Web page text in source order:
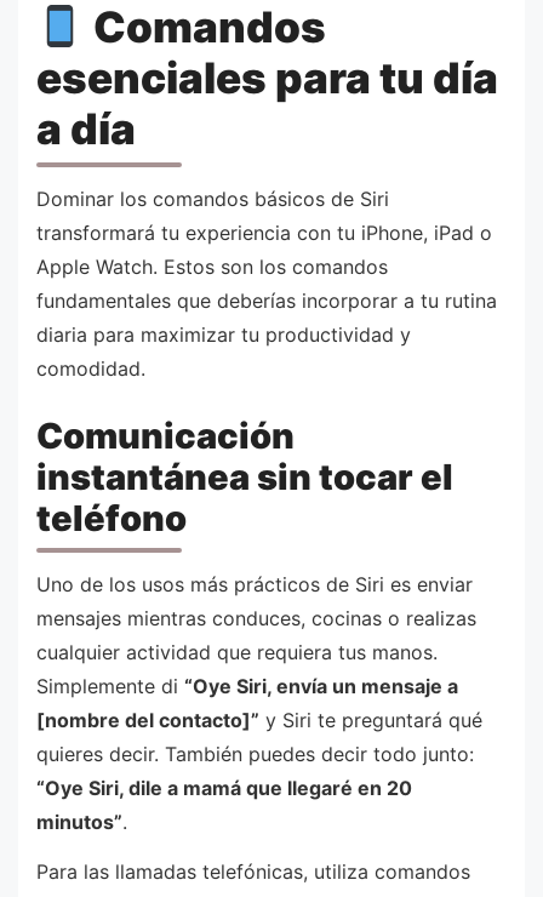
Comandos
esenciales para tu día
a día
Dominar los comandos básicos de Siri
transformará tu experiencia con tu iPhone, iPad o
Apple Watch. Estos son los comandos
fundamentales que deberías incorporar a tu rutina
diaria para maximizar tu productividad y
comodidad.
Comunicación
instantánea sin tocar el
teléfono
Uno de los usos más prácticos de Siri es enviar
mensajes mientras conduces, cocinas o realizas
cualquier actividad que requiera tus manos.
Simplemente di “Oye Siri, envía un mensaje a
[nombre del contacto]” y Siri te preguntará qué
quieres decir. También puedes decir todo junto:
“Oye Siri, dile a mamá que llegaré en 20
minutos”.
Para las llamadas telefónicas, utiliza comandos